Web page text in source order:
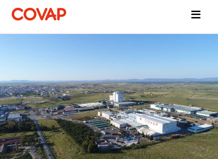
sugeridas
Commerce
électronique
Qui
sommes-
nous ?